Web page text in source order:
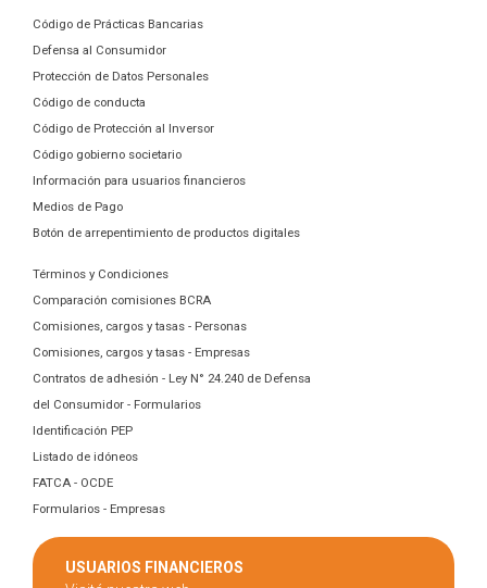
Código de Prácticas Bancarias
Defensa al Consumidor
Protección de Datos Personales
Código de conducta
Código de Protección al Inversor
Código gobierno societario
Información para usuarios financieros
Medios de Pago
Botón de arrepentimiento de productos digitales
Términos y Condiciones
Comparación comisiones BCRA
Comisiones, cargos y tasas - Personas
Comisiones, cargos y tasas - Empresas
Contratos de adhesión - Ley N° 24.240 de Defensa
del Consumidor - Formularios
Identificación PEP
Listado de idóneos
FATCA - OCDE
Formularios - Empresas
USUARIOS FINANCIEROS